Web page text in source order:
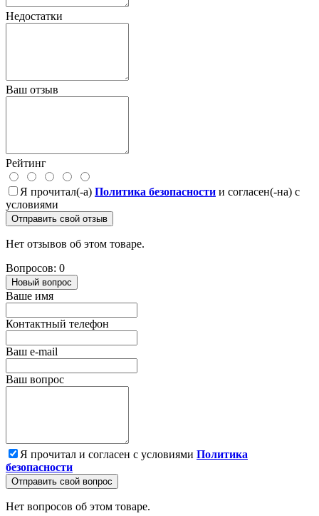
Недостатки
Ваш отзыв
Рейтинг
Я прочитал(-а) Политика безопасности и согласен(-на) с
условиями
Отправить свой отзыв
Нет отзывов об этом товаре.
Вопросов: 0
Новый вопрос
Ваше имя
Контактный телефон
Ваш e-mail
Ваш вопрос
Я прочитал и согласен с условиями Политика
безопасности
Отправить свой вопрос
Нет вопросов об этом товаре.